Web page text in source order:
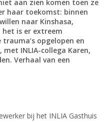
aan zien komen toen ze
haar toekomst: binnen
naar Kinshasa,
het is er extreem
opgelopen en
INLIA-collega Karen,
Verhaal van een
bij het INLIA Gasthuis